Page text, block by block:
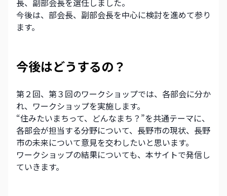
長、副部会長を選任しました。
今後は、部会長、副部会長を中心に検討を進めて参り
ます。
今後はどうするの？
第２回、第３回のワークショップでは、各部会に分か
れ、ワークショップを実施します。
“住みたいまちって、どんなまち？”を共通テーマに、
各部会が担当する分野について、長野市の現状、長野
市の未来について意見を交わしたいと思います。
ワークショップの結果についても、本サイトで発信し
ていきます。